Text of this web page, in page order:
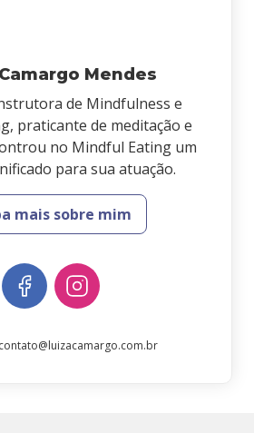
Mendes
de Mindfulness e
praticante de meditação e
no Mindful Eating um
para sua atuação.
mais sobre mim
contato@luizacamargo.com.br